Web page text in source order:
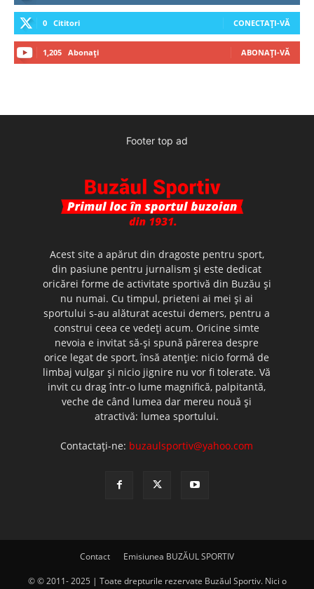
0 Cititori CONECTAȚI-VĂ
1,205 Abonați ABONAȚI-VĂ
Footer top ad
Acest site a apărut din dragoste pentru sport,
din pasiune pentru jurnalism şi este dedicat
oricărei forme de activitate sportivă din Buzău şi
nu numai. Cu timpul, prieteni ai mei şi ai
sportului s-au alăturat acestui demers, pentru a
construi ceea ce vedeţi acum. Oricine simte
nevoia e invitat să-şi spună părerea despre
orice legat de sport, însă atenţie: nicio formă de
limbaj vulgar şi nicio jignire nu vor fi tolerate. Vă
invit cu drag într-o lume magnifică, palpitantă,
veche de când lumea dar mereu nouă şi
atractivă: lumea sportului.
Contactați-ne: buzaulsportiv@yahoo.com
Contact Emisiunea BUZĂUL SPORTIV
© © 2011- 2025 | Toate drepturile rezervate Buzăul Sportiv. Nici o